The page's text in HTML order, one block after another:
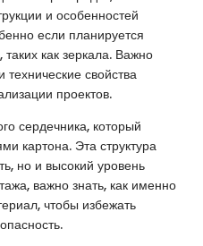
и особенностей
если планируется
как зеркала. Важно
технические свойства
проектов.
сердечника, который
картона. Эта структура
но и высокий уровень
важно знать, как именно
чтобы избежать